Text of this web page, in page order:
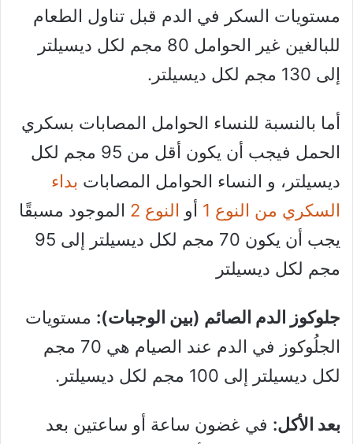
مستويات السكر في الدم قبل تناول الطعام
للبالغين غير الحوامل 80 مجم لكل ديسيلتر
إلى 130 مجم لكل ديسيلتر.
أما بالنسبة للنساء الحوامل المصابات بسكري
الحمل فيجب أن يكون أقل من 95 مجم لكل
ديسيلتر، و النساء الحوامل المصابات بداء
السكري من النوع 1
أو النوع 2
الموجود مسبقًا
يجب أن يكون 70 مجم لكل ديسيلتر إلى 95
مجم لكل ديسيلتر
جلوكوز الدم الصائم (بين الوجبات): مستويات
الجلُوكوز في الدم عند الصيام هي 70 مجم
لكل ديسيلتر إلى 100 مجم لكل ديسيلتر.
بعد الأكل: في غضون ساعة أو ساعتين بعد